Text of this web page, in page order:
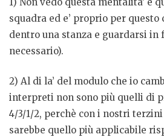
squadra ed e’ proprio per
dentro una stanza e guardarsi in
necessario).
2) Al di la’ del modulo che io
interpreti non sono più quelli di
4/3/1/2, perchè con i nostri
sarebbe quello più applicabile